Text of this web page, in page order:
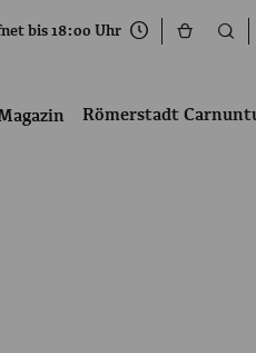
bis 18:00 Uhr
Römerstadt